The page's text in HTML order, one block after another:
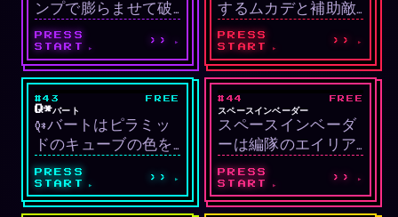
ンプで膨らませて破
裂させる掘削アーケ
ードです。
PRESS
START
››
するムカデと補助敵
を撃ち倒すシューテ
ィングです。
PRESS
START
››
パズル/アーケードLIVE
#43 FREE
Q*バート
Q*バートはピラミッ
ドのキューブの色を
すべて変えるアイソ
メトリックパズルで
す。
PRESS
START
››
シューティング LIVE
#44 FREE
スペースインベーダー
スペースインベーダ
ーは編隊のエイリア
ンを撃退するクラシ
ックシューティング
です。
PRESS
START
››